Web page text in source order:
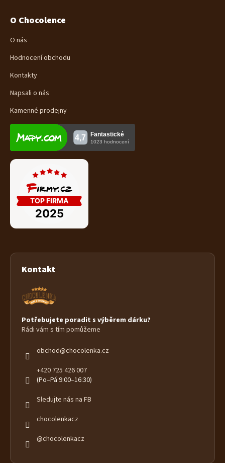
O Chocolence
O nás
Hodnocení obchodu
Kontakty
Napsali o nás
Kamenné prodejny
Kontakt
Potřebujete poradit s výběrem dárku?
Rádi vám s tím pomůžeme
obchod@chocolenka.cz
+420 725 426 007
(Po–Pá 9:00–16:30)
Sledujte nás na FB
chocolenkacz
@chocolenkacz